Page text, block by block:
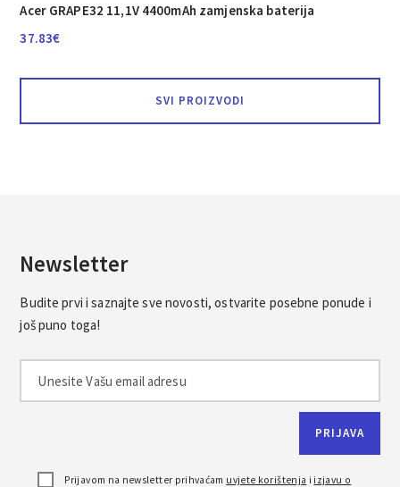
Acer GRAPE32 11,1V 4400mAh zamjenska baterija
37.83€
SVI PROIZVODI
Newsletter
Budite prvi i saznajte sve novosti, ostvarite posebne ponude i
još puno toga!
Prijavom na newsletter prihvaćam uvjete korištenja i izjavu o